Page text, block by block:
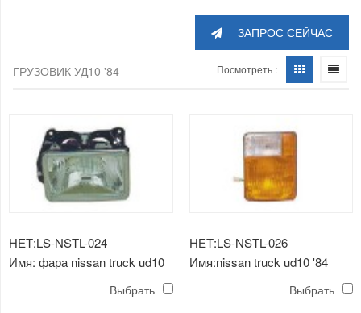
ЗАПРОС СЕЙЧАС
ГРУЗОВИК УД10 '84 Посмотреть :
НЕТ:LS-NSTL-024
Имя: фара nissan truck ud10
Выбрать
НЕТ:LS-NSTL-026
Имя:nissan truck ud10 '84
Выбрать